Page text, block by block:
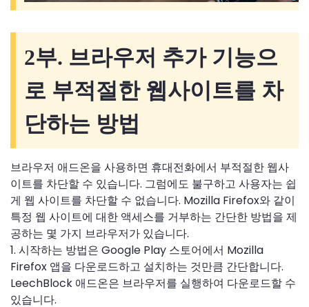
2부. 브라우저 추가 기능으
로 부적절한 웹사이트를 차
단하는 방법
브라우저 애드온을 사용하면 휴대전화에서 부적절한 웹사
이트를 차단할 수 있습니다. 그럼에도 불구하고 사용자는 쉽
게 웹 사이트를 차단할 수 없습니다. Mozilla Firefox와 같이
특정 웹 사이트에 대한 액세스를 거부하는 간단한 방법을 제
공하는 몇 가지 브라우저가 있습니다.
1. 시작하는 방법은 Google Play 스토어에서 Mozilla
Firefox 앱을 다운로드하고 설치하는 것만큼 간단합니다.
LeechBlock 애드온은 브라우저를 실행하여 다운로드할 수
있습니다.